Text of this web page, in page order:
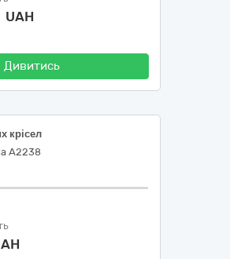
Дивитись
крісел
А2238